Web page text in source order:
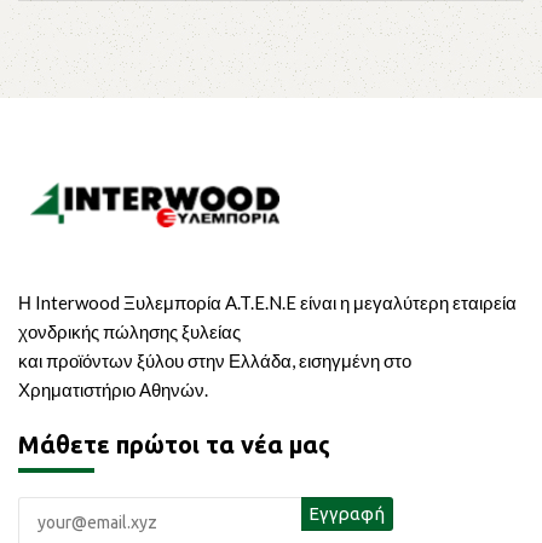
Η Interwood Ξυλεμπορία A.T.E.N.E είναι η μεγαλύτερη εταιρεία
χονδρικής πώλησης ξυλείας
και προϊόντων ξύλου στην Ελλάδα, εισηγμένη στο
Χρηματιστήριο Αθηνών.
Μάθετε πρώτοι τα νέα μας